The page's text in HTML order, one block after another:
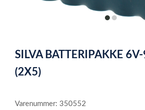
itemitem
of
2
SILVA BATTERIPAKKE
(2X5)
Varenummer: 350552